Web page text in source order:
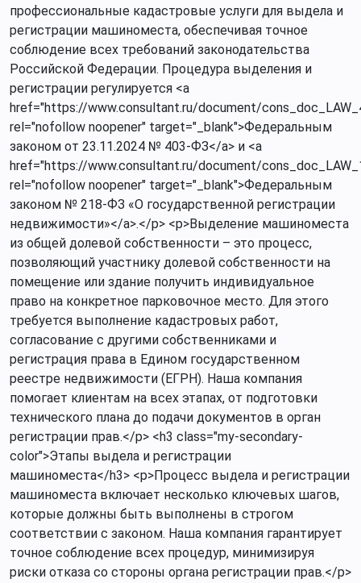
профессиональные кадастровые услуги для выдела и
регистрации машиноместа, обеспечивая точное
соблюдение всех требований законодательства
Российской Федерации. Процедура выделения и
регистрации регулируется <a
href="https://www.consultant.ru/document/
rel="nofollow noopener" target="_blank">Федеральным
законом от 23.11.2024 № 403-ФЗ</a> и <a
href="https://www.consultant.ru/document/
rel="nofollow noopener" target="_blank">Федеральным
законом № 218-ФЗ «О государственной регистрации
недвижимости»</a>.</p> <p>Выделение машиноместа
из общей долевой собственности – это процесс,
позволяющий участнику долевой собственности на
помещение или здание получить индивидуальное
право на конкретное парковочное место. Для этого
требуется выполнение кадастровых работ,
согласование с другими собственниками и
регистрация права в Едином государственном
реестре недвижимости (ЕГРН). Наша компания
помогает клиентам на всех этапах, от подготовки
технического плана до подачи документов в орган
регистрации прав.</p> <h3 class="my-secondary-
color">Этапы выдела и регистрации
машиноместа</h3> <p>Процесс выдела и регистрации
машиноместа включает несколько ключевых шагов,
которые должны быть выполнены в строгом
соответствии с законом. Наша компания гарантирует
точное соблюдение всех процедур, минимизируя
риски отказа со стороны органа регистрации прав.</p>